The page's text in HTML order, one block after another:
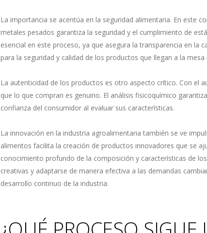
La importancia se acentúa en la seguridad alimentaria. En este
metales pesados garantiza la seguridad y el cumplimiento de
esencial en este proceso, ya que asegura la transparencia en la
para la seguridad y calidad de los productos que llegan a la
La autenticidad de los productos es otro aspecto crítico. Con el
que lo que compran es genuino. El análisis fisicoquímico
confianza del consumidor al evaluar sus características.
La innovación en la industria agroalimentaria también se ve
alimentos facilita la creación de productos innovadores que se
conocimiento profundo de la composición y características de
creativas y adaptarse de manera efectiva a las demandas
desarrollo continuo de la industria.